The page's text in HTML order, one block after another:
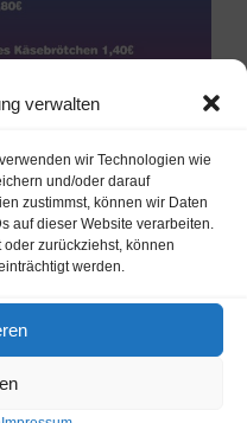
verwalten
wir Technologien wie
und/oder darauf
zustimmst, können wir Daten
auf dieser Website verarbeiten.
zurückziehst, können
werden.